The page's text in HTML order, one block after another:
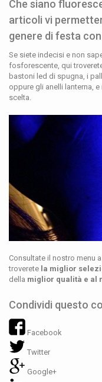
Che siano
articoli vi
genere di festa
Se siete indecisi e non
fosforescente, qui
bastoni led di spugna, i
oppure gli anelli lanterna,
scelta.
Consultate il nostro menu
troverete la miglior
della miglior qualità e al
Condividi questo
Facebook
Twitter
Google+